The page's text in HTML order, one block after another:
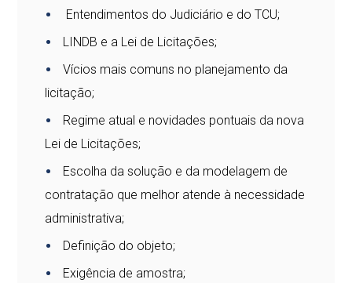
Entendimentos do Judiciário e do TCU;
LINDB e a Lei de Licitações;
Vícios mais comuns no planejamento da
licitação;
Regime atual e novidades pontuais da nova
Lei de Licitações;
Escolha da solução e da modelagem de
contratação que melhor atende à necessidade
administrativa;
Definição do objeto;
Exigência de amostra;